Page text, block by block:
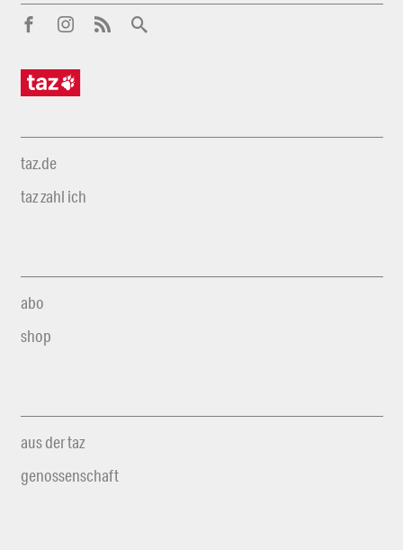
taz.de
taz zahl ich
abo
shop
aus der taz
genossenschaft